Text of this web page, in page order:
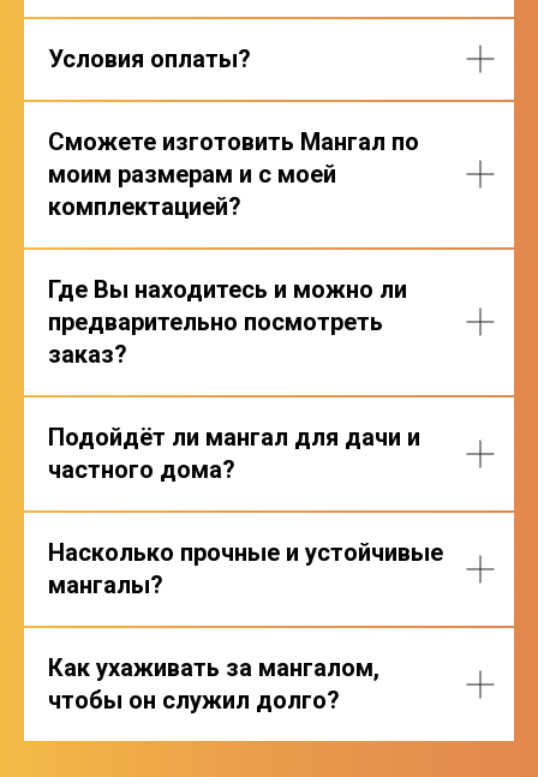
Условия оплаты?
Сможете изготовить Мангал по
моим размерам и с моей
комплектацией?
Где Вы находитесь и можно ли
предварительно посмотреть
заказ?
Подойдёт ли мангал для дачи и
частного дома?
Насколько прочные и устойчивые
мангалы?
Как ухаживать за мангалом,
чтобы он служил долго?